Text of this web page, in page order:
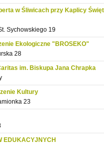
w Śliwicach przy Kaplicy
Sychowskiego 19
Ekologiczne "BROSEKO"
28
im. Biskupa Jana Chrapka
Kultury
23
EDUKACYJNYCH